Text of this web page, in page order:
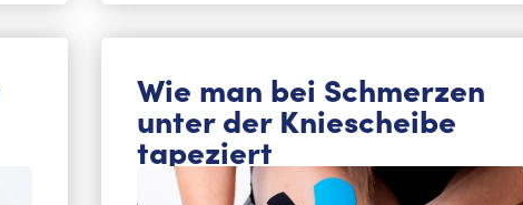
Wie man bei Schmerzen
unter der Kniescheibe
tapeziert